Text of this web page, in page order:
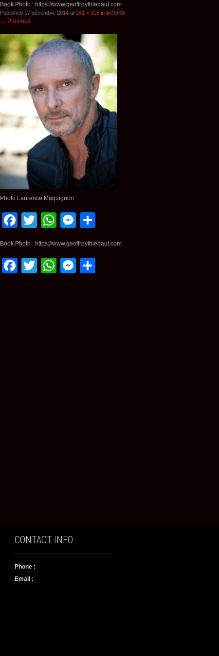
Book Photo : https://www.geoffroythiebaut.com
Published 17 décembre 2014 at 241 × 318 in BOOKS
← Previous
Photo Laurence Maquignon
Facebook
TwitterWhatsApp
Messenger
Book Photo : https://www.geoffroythiebaut.com
Facebook
TwitterWhatsApp
Messenger
CONTACT INFO
Phone :
Email :